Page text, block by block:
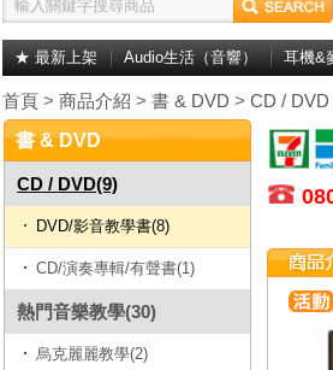
★ 最新上架 Audio生活（音響） 耳機&
首頁 > 商品介紹 > 書 & DVD > CD / DVD
書 & DVD
CD / DVD(9)
DVD/影音教學書(8)
CD/演奏專輯/有聲書(1)
熱門音樂教學(30)
烏克麗麗教學(2)